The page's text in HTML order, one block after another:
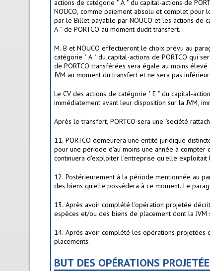
actions de catégorie " A " du capital-actions de
NOUCO, comme paiement absolu et complet
par le Billet payable par NOUCO et les actions de
A " de PORTCO au moment dudit transfert.
M. B et NOUCO effectueront le choix prévu au
catégorie " A " du capital-actions de PORTCO qui
de PORTCO transférées sera égale au moins
JVM au moment du transfert et ne sera pas
Le CV des actions de catégorie " E " du capital-
immédiatement avant leur disposition sur la JVM,
Après le transfert, PORTCO sera une "société
11. PORTCO demeurera une entité juridique
pour une période d'au moins une année à
continuera d'exploiter l'entreprise qu'elle
12. Postérieurement à la période mentionnée au
des biens qu'elle possédera à ce moment. Le
13. Après avoir complété l'opération projetée
espèces et/ou des biens de placement dont la
14. Après avoir complété les opérations projetées
placements.
BUT DES OPÉRATIONS